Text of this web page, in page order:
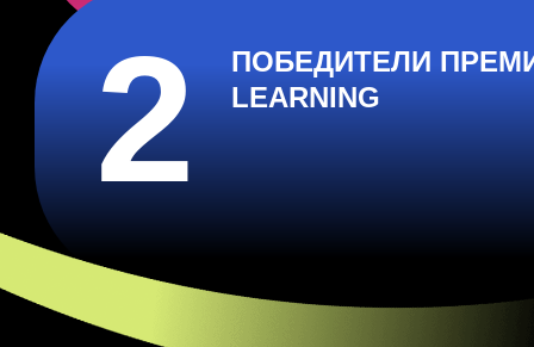
2
ПОБЕДИТЕЛИ
LEARNING